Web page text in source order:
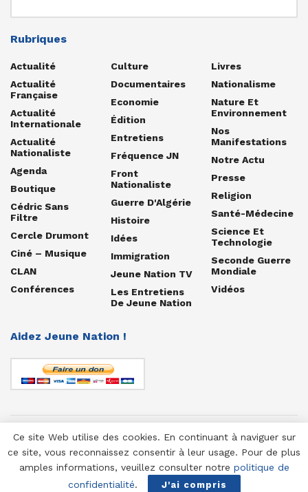
Rubriques
Actualité
Actualité
Française
Actualité
Internationale
Actualité
Nationaliste
Agenda
Boutique
Cédric Sans
Filtre
Cercle Drumont
Ciné – Musique
CLAN
Conférences
Culture
Documentaires
Economie
Édition
Entretiens
Fréquence JN
Front
Nationaliste
Guerre D'Algérie
Histoire
Idées
Immigration
Jeune Nation TV
Les Entretiens
De Jeune Nation
Livres
Nationalisme
Nature Et
Environnement
Nos
Manifestations
Notre Actu
Presse
Religion
Santé-Médecine
Science Et
Technologie
Seconde Guerre
Mondiale
Vidéos
Aidez Jeune Nation !
© 1958-2025 Jeune Nation
Ce site Web utilise des cookies. En continuant à naviguer sur
ce site, vous reconnaissez consentir à leur usage. Pour de plus
amples informations, veuillez consulter notre politique de
confidentialité. J'ai compris